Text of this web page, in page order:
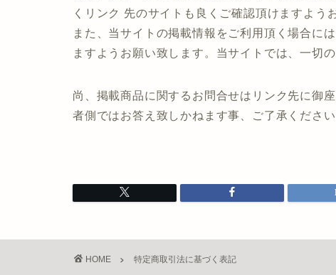
くリンク 先のサイトも良くご確認頂けますよう
また、当サイトの掲載情報をご利用頂く場合に
ますようお願い致します。当サイトでは、一切
尚、掲載商品に関するお問合せはリンク先に御
者側ではお答え致しかねます事、ご了承ください
HOME 特定商取引法に基づく表記